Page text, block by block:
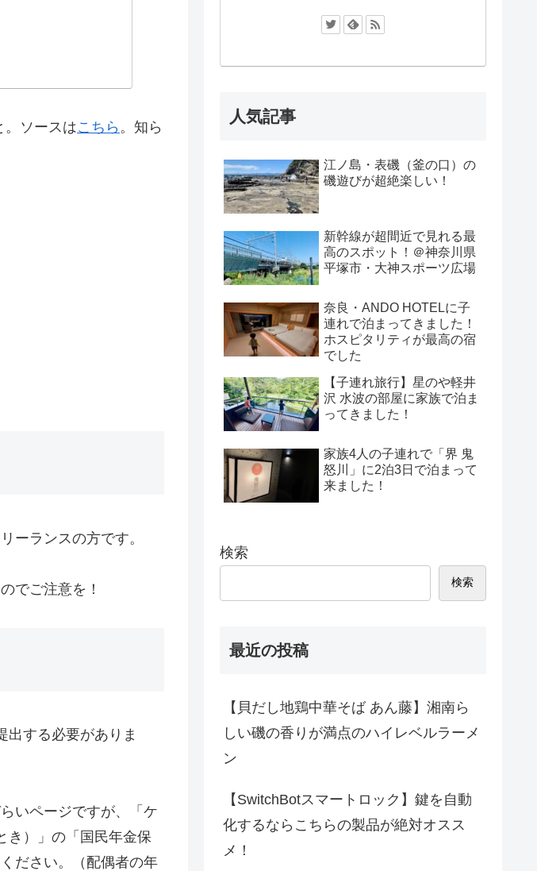
。ソースはこちら 。知ら
ーランスの方です。
でご注意を！
出する必要がありま
いページですが、「ケ
き）」の「国民年金保
ださい。（配偶者の年
人気記事
江ノ島・表磯（釜の口）の
磯遊びが超絶楽しい！
新幹線が超間近で見れる最
高のスポット！＠神奈川県
平塚市・大神スポーツ広場
奈良・ANDO HOTELに子
連れで泊まってきました！
ホスピタリティが最高の宿
でした
【子連れ旅行】星のや軽井
沢 水波の部屋に家族で泊ま
ってきました！
家族4人の子連れで「界 鬼
怒川」に2泊3日で泊まって
来ました！
検索
検索
最近の投稿
【貝だし地鶏中華そば あん藤】湘南ら
しい磯の香りが満点のハイレベルラーメ
ン
【SwitchBotスマートロック】鍵を自動
化するならこちらの製品が絶対オスス
メ！